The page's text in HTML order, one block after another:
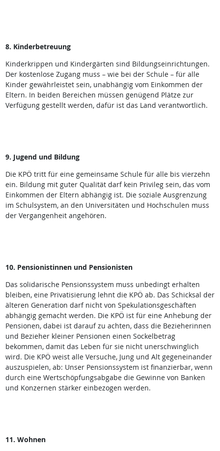
8. Kinderbetreuung
Kinderkrippen und Kindergärten sind Bildungseinrichtungen.
Der kostenlose Zugang muss – wie bei der Schule – für alle
Kinder gewährleistet sein, unabhängig vom Einkommen der
Eltern. In beiden Bereichen müssen genügend Plätze zur
Verfügung gestellt werden, dafür ist das Land verantwortlich.
9. Jugend und Bildung
Die KPÖ tritt für eine gemeinsame Schule für alle bis vierzehn
ein. Bildung mit guter Qualität darf kein Privileg sein, das vom
Einkommen der Eltern abhängig ist. Die soziale Ausgrenzung
im Schulsystem, an den Universitäten und Hochschulen muss
der Vergangenheit angehören.
10. Pensionistinnen und Pensionisten
Das solidarische Pensionssystem muss unbedingt erhalten
bleiben, eine Privatisierung lehnt die KPÖ ab. Das Schicksal der
älteren Generation darf nicht von Spekulationsgeschäften
abhängig gemacht werden. Die KPÖ ist für eine Anhebung der
Pensionen, dabei ist darauf zu achten, dass die Bezieherinnen
und Bezieher kleiner Pensionen einen Sockelbetrag
bekommen, damit das Leben für sie nicht unerschwinglich
wird. Die KPÖ weist alle Versuche, Jung und Alt gegeneinander
auszuspielen, ab: Unser Pensionssystem ist finanzierbar, wenn
durch eine Wertschöpfungsabgabe die Gewinne von Banken
und Konzernen stärker einbezogen werden.
11. Wohnen